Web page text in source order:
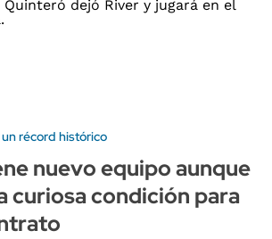
récord histórico
nuevo equipo aunque
curiosa condición para